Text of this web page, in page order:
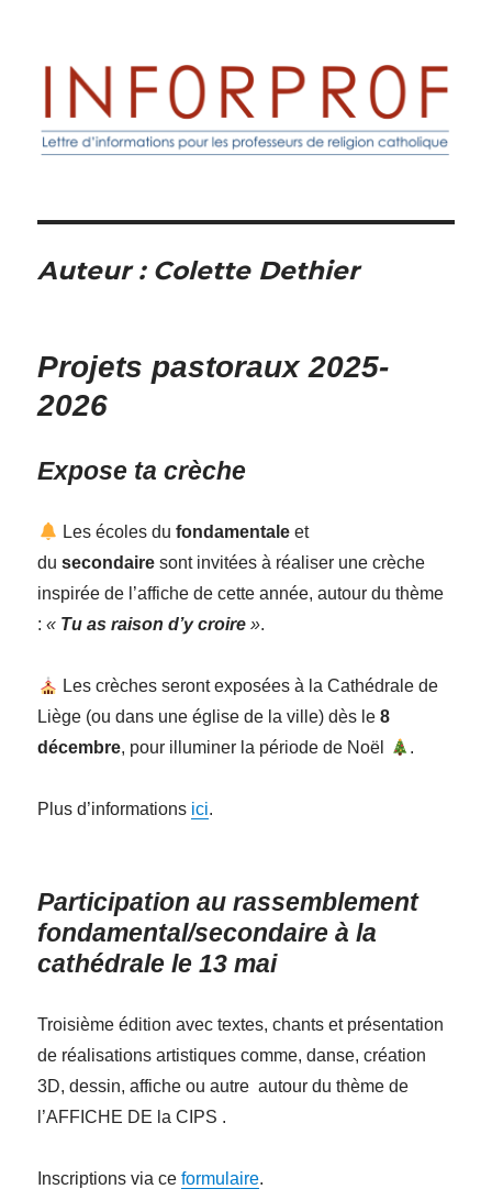
Inforprof
Auteur : Colette Dethier
Projets pastoraux 2025-
2026
Expose ta crèche
Les écoles du fondamentaleet
dusecondaire sont invitées à réaliser une crèche
inspirée de l’affiche de cette année, autour du thème
:« Tu as raison d’y croire ».
Les crèches seront exposées à la Cathédrale de
Liège (ou dans une église de la ville) dès le8
décembre, pour illuminer la période de Noël .
Plus d’informations ici.
Participation au rassemblement
fondamental/secondaire à la
cathédrale le 13 mai
Troisième édition avec textes, chants et présentation
de réalisations artistiques comme, danse, création
3D, dessin, affiche ou autre autour du thème de
l’AFFICHE DE la CIPS .
Inscriptions via ceformulaire.